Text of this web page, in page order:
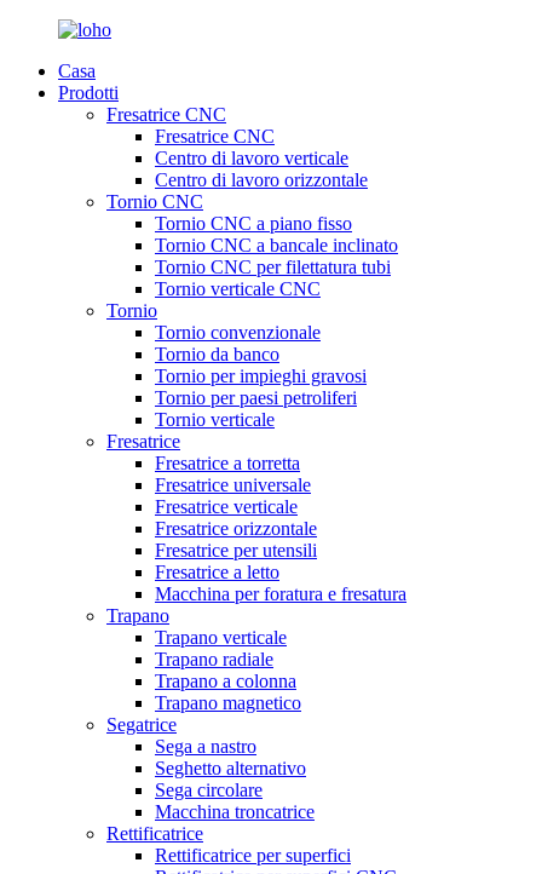
Casa
Prodotti
Fresatrice CNC
Fresatrice CNC
Centro di lavoro verticale
Centro di lavoro orizzontale
Tornio CNC
Tornio CNC a piano fisso
Tornio CNC a bancale inclinato
Tornio CNC per filettatura tubi
Tornio verticale CNC
Tornio
Tornio convenzionale
Tornio da banco
Tornio per impieghi gravosi
Tornio per paesi petroliferi
Tornio verticale
Fresatrice
Fresatrice a torretta
Fresatrice universale
Fresatrice verticale
Fresatrice orizzontale
Fresatrice per utensili
Fresatrice a letto
Macchina per foratura e fresatura
Trapano
Trapano verticale
Trapano radiale
Trapano a colonna
Trapano magnetico
Segatrice
Sega a nastro
Seghetto alternativo
Sega circolare
Macchina troncatrice
Rettificatrice
Rettificatrice per superfici